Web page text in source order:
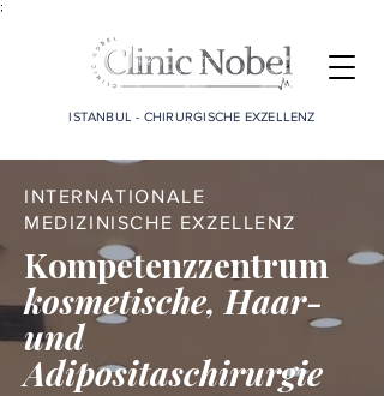
;
ISTANBUL - CHIRURGISCHE EXZELLENZ
INTERNATIONALE
MEDIZINISCHE EXZELLENZ
Kompetenzzentrum
kosmetische, Haar-
und
Adipositaschirurgie